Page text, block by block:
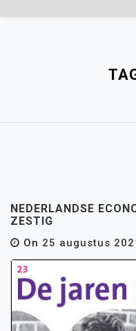
NEDERLANDSE
ZESTIG
On 25 augustus